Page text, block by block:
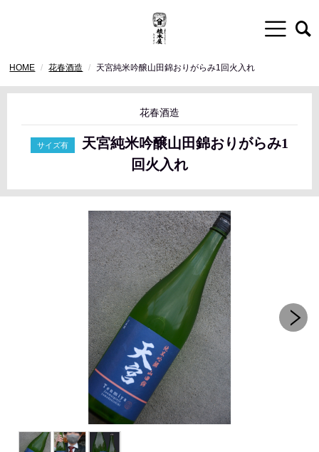
HOME 花春酒造 天宮純米吟醸山田錦おりがらみ1回火入れ
花春酒造
天宮純米吟醸山田錦おりがらみ1
回火入れ